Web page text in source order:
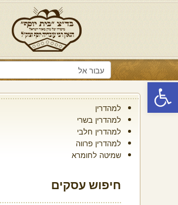
פתח סרגל נגישות
למהדרין
למהדרין בשרי
למהדרין חלבי
למהדרין פרווה
שמיטה לחומרא
חיפוש עסקים